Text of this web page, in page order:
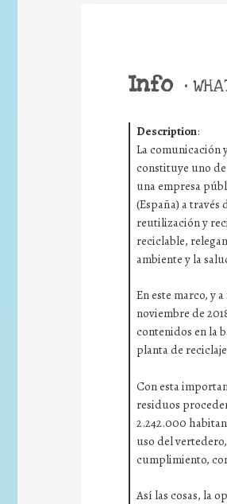
Info •
Description:
La comunicación
constituye uno
una empresa
(España) a
reutilización y
reciclable,
ambiente y la
En este marco, y
noviembre de
contenidos en la
planta de
Con esta
residuos
2.242.000
uso del
cumplimiento,
Así las cosas, la